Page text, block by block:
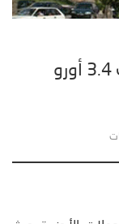
تواصل الانهيار .. الدينار تونسي ب 3.4 أورو